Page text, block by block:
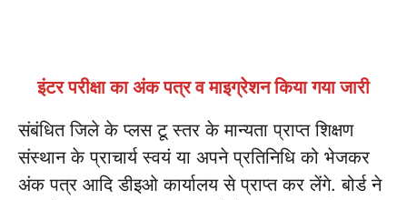
इंटर परीक्षा का अंक पत्र व माइग्रेशन किया गया जारी
संबंधित जिले के प्लस टू स्तर के मान्यता प्राप्त शिक्षण
संस्थान के प्राचार्य स्वयं या अपने प्रतिनिधि को भेजकर
अंक पत्र आदि डीइओ कार्यालय से प्राप्त कर लेंगे. बोर्ड ने